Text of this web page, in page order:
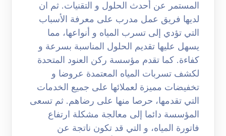
المستمر عن أحدث الحلول و التقنيات. ثم ان
لديها فريق عمل مدرب على معرفة الأسباب
التي تؤدي إلى تسرب المياه و أنواعها، مما
يسهل عليها تقديم الحلول المناسبة بسرعة و
كفاءة. كما تقدم مؤسسة ركن العنود المتحدة
لكشف تسربات المياه المعتمدة عروضا و
تخفيضات مميزة لعملائها على جميع الخدمات
التي تقدمها، حرصا منها على رضاهم. ثم تسعى
المؤسسة دائما إلى معالجة مشكلة ارتفاع
فاتورة المياه، و التي قد تكون ناتجة عن